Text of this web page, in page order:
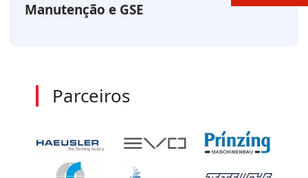
Manutenção e GSE
Parceiros